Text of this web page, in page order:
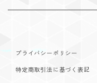
締・長胴バチ
DVD
プライバシーポリシー
特定商取引法に基づく表記